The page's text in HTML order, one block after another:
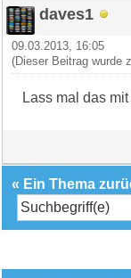
daves1
09.03.2013, 16:05
(Dieser Beitrag wurde
Lass mal das
« Ein Thema